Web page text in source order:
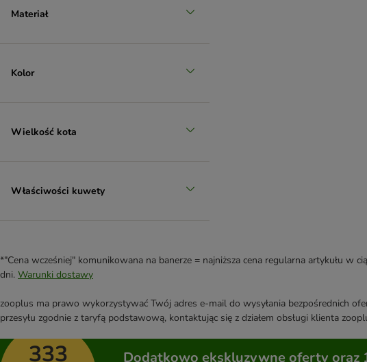
Materiał
Kolor
Wielkość kota
Właściwości kuwety
*"Cena wcześniej" komunikowana na banerze = najniższa cena regularna artykułu w
dni. Warunki dostawy
zooplus ma prawo wykorzystywać Twój adres e-mail do wysyłania bezpośrednich
przesyłu zgodnie z taryfą podstawową, kontaktując się z działem obsługi klienta
333
Dodatkowo ekskluzywne oferty oraz